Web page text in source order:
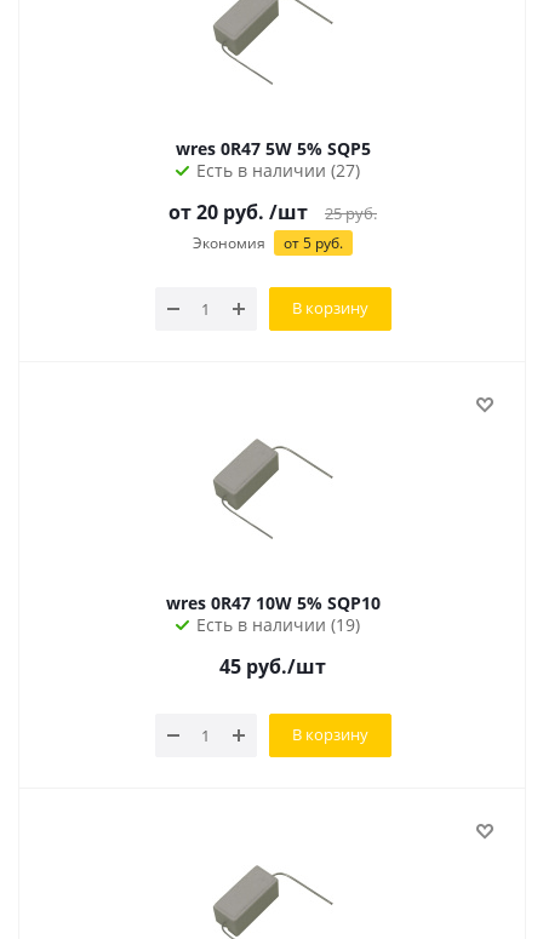
wres 0R47 5W 5% SQP5
Есть в наличии (27)
от20 руб. /шт 25руб.
Экономия от5 руб.
В корзину
wres 0R47 10W 5% SQP10
Есть в наличии (19)
45 руб./шт
В корзину